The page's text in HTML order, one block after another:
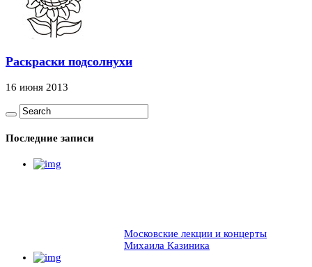
Раскраски подсолнухи
16 июня 2013
Последние записи
Московские лекции и концерты
Михаила Казиника